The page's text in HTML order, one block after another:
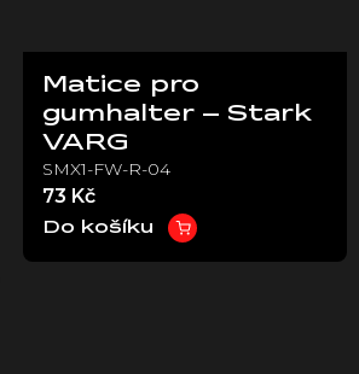
Matice pro
gumhalter – Stark
VARG
SMX1-FW-R-04
73 Kč
Do košíku